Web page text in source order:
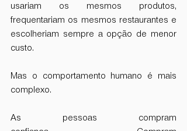
usariam os mesmos produtos,
frequentariam os mesmos restaurantes e
escolheriam sempre a opção de menor
custo.
Mas o comportamento humano é mais
complexo.
As pessoas compram